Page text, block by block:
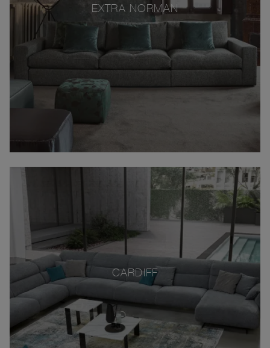
EXTRA NORMAN
CARDIFF